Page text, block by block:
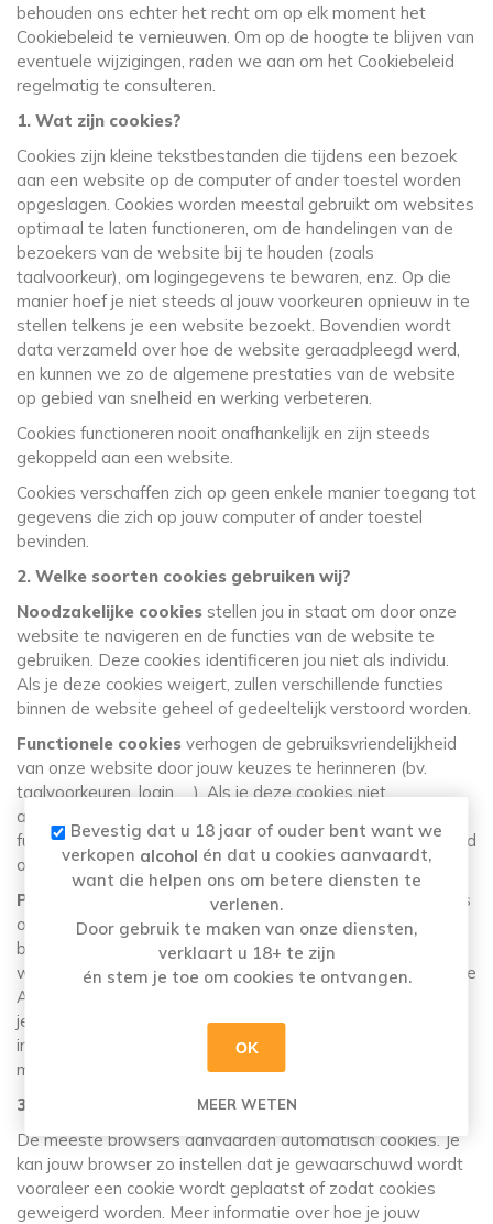
behouden ons echter het recht om op elk moment het
Cookiebeleid te vernieuwen. Om op de hoogte te blijven van
eventuele wijzigingen, raden we aan om het Cookiebeleid
regelmatig te consulteren.
1. Wat zijn cookies?
Cookies zijn kleine tekstbestanden die tijdens een bezoek
aan een website op de computer of ander toestel worden
opgeslagen. Cookies worden meestal gebruikt om websites
optimaal te laten functioneren, om de handelingen van de
bezoekers van de website bij te houden (zoals
taalvoorkeur), om logingegevens te bewaren, enz. Op die
manier hoef je niet steeds al jouw voorkeuren opnieuw in te
stellen telkens je een website bezoekt. Bovendien wordt
data verzameld over hoe de website geraadpleegd werd,
en kunnen we zo de algemene prestaties van de website
op gebied van snelheid en werking verbeteren.
Cookies functioneren nooit onafhankelijk en zijn steeds
gekoppeld aan een website.
Cookies verschaffen zich op geen enkele manier toegang tot
gegevens die zich op jouw computer of ander toestel
bevinden.
2. Welke soorten cookies gebruiken wij?
Noodzakelijke cookies stellen jou in staat om door onze
website te navigeren en de functies van de website te
gebruiken. Deze cookies identificeren jou niet als individu.
Als je deze cookies weigert, zullen verschillende functies
binnen de website geheel of gedeeltelijk verstoord worden.
Functionele cookies verhogen de gebruiksvriendelijkheid
van onze website door jouw keuzes te herinneren (bv.
taalvoorkeuren, login, …). Als je deze cookies niet
accepteert, kan dit van invloed zijn op de prestaties en
functionaliteit van de website en kan het toegang tot inhoud
op de website beperken.
Prestatie- en analytische cookies
verzamelen gegevens
over het gebruik van een website zoals het aantal
bezoekers, de tijd die bezoekers doorbrengen op een
webpagina en foutmeldingen. Wij gebruiken hiervoor Google
Analytics (Hoe Google gegevens verzamelt kan
je
vinden). Deze cookies identificeren jou niet als
individu, maar helpen ons om de website performanter te
maken en jouw surfervaring te verbeteren.
3. Hoe kan je jouw cookies beheren?
De meeste browsers aanvaarden automatisch cookies. Je
kan jouw browser zo instellen dat je gewaarschuwd wordt
vooraleer een cookie wordt geplaatst of zodat cookies
geweigerd worden. Meer informatie over hoe je jouw
Bevestig dat u 18 jaar of ouder bent want we
verkopen alcohol én dat u cookies aanvaardt,
want die helpen ons om betere diensten te
verlenen.
Door gebruik te maken van onze diensten,
verklaart u 18+ te zijn
én stem je toe om cookies te ontvangen.
OK
MEER WETEN